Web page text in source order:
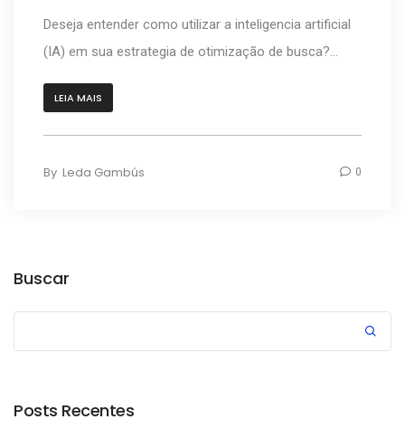
Deseja entender como utilizar a inteligencia artificial
(IA) em sua estrategia de otimização de busca?...
LEIA MAIS
By Leda Gambús 0
Buscar
Posts Recentes